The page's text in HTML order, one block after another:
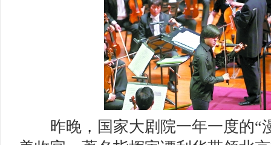
昨晚，国家大剧院一年一度的“